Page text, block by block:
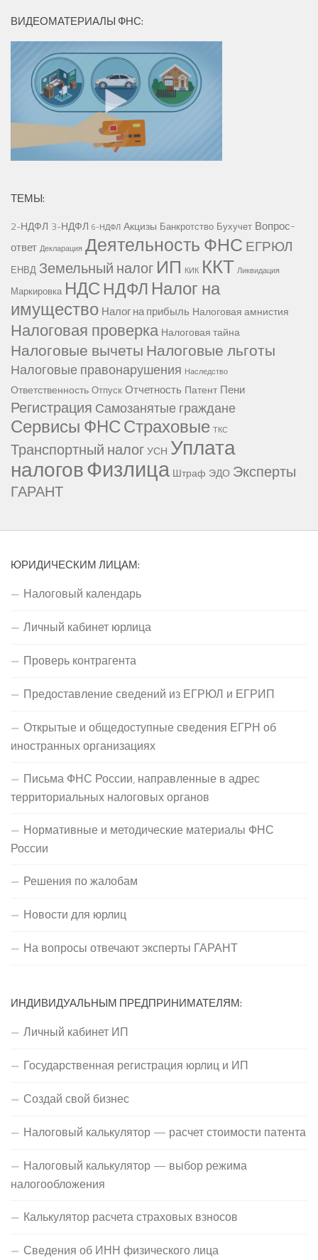
ВИДЕОМАТЕРИАЛЫ ФНС:
ТЕМЫ:
2-НДФЛ 3-НДФЛ 6-НДФЛ Акцизы Банкротство Бухучет Вопрос-
ответ Декларация Деятельность ФНС ЕГРЮЛ
ЕНВД Земельный налог ИП КИК ККТ Ликвидация
Маркировка НДС НДФЛ Налог на
имущество Налог на прибыль Налоговая амнистия
Налоговая проверка Налоговая тайна
Налоговые вычетыНалоговые льготы
Налоговые правонарушения Наследство
Ответственность Отпуск Отчетность Патент Пени
Регистрация Самозанятые граждане
Сервисы ФНССтраховые ТКС
Транспортный налогУСН Уплата
налоговФизлица Штраф ЭДО Эксперты
ГАРАНТ
ЮРИДИЧЕСКИМ ЛИЦАМ:
Налоговый календарь
Личный кабинет юрлица
Проверь контрагента
Предоставление сведений из ЕГРЮЛ и ЕГРИП
Открытые и общедоступные сведения ЕГРН об
иностранных организациях
Письма ФНС России, направленные в адрес
территориальных налоговых органов
Нормативные и методические материалы ФНС
России
Решения по жалобам
Новости для юрлиц
На вопросы отвечают эксперты ГАРАНТ
ИНДИВИДУАЛЬНЫМ ПРЕДПРИНИМАТЕЛЯМ:
Личный кабинет ИП
Государственная регистрация юрлиц и ИП
Создай свой бизнес
Налоговый калькулятор — расчет стоимости патента
Налоговый калькулятор — выбор режима
налогообложения
Калькулятор расчета страховых взносов
Сведения об ИНН физического лица